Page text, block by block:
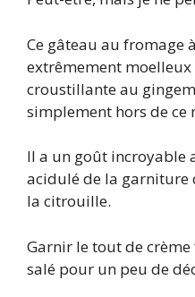
Ce gâteau au fromage
extrêmement
croustillante au
simplement hors de ce
Il a un goût incroyable
acidulé de la garniture
la citrouille.
Garnir le tout de
salé pour un peu de